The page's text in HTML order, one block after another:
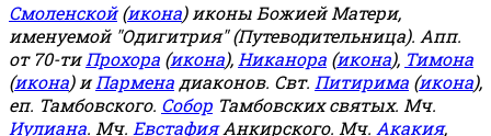
Смоленской(икона) иконы Божией Матери,
именуемой "Одигитрия" (Путеводительница). Апп.
от 70-тиПрохора (икона), Никанора (икона), Тимона
(икона) иПармена диаконов. Свт. Питирима (икона),
еп. Тамбовского. Собор Тамбовских святых. Мч.
Иулиана. Мч. ЕвстафияАнкирского. Мч. Акакия,